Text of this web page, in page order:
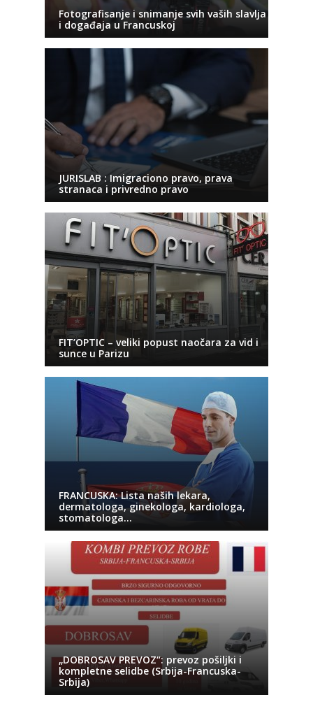
Fotografisanje i snimanje svih vaših slavlja
i događaja u Francuskoj
JURISLAB : Imigraciono pravo, prava
stranaca i privredno pravo
FIT’OPTIC – veliki popust naočara za vid i
sunce u Parizu
FRANCUSKA: Lista naših lekara,
dermatologa, ginekologa, kardiologa,
stomatologa…
„DOBROSAV PREVOZ“: prevoz pošiljki i
kompletne selidbe (Srbija-Francuska-
Srbija)